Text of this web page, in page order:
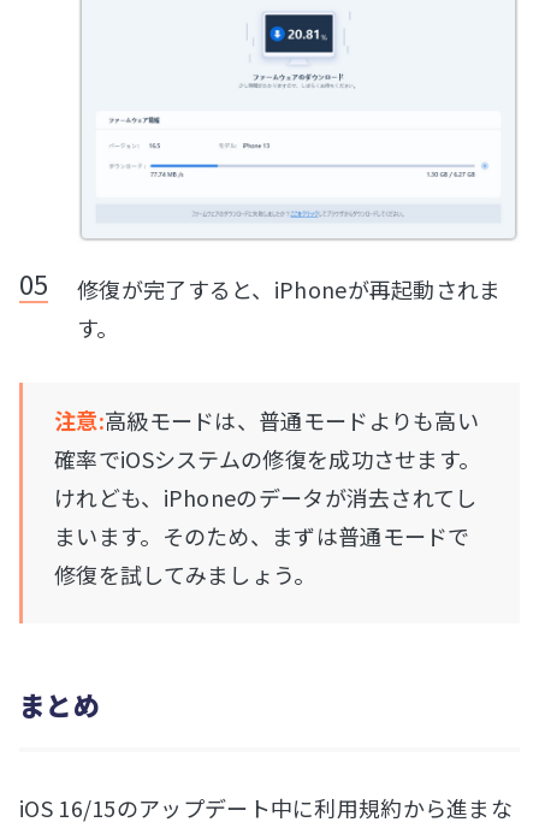
修復が完了すると、iPhoneが再起動されま
す。
注意:高級モードは、普通モードよりも高い
確率でiOSシステムの修復を成功させます。
けれども、iPhoneのデータが消去されてし
まいます。そのため、まずは普通モードで
修復を試してみましょう。
まとめ
iOS 16/15のアップデート中に利用規約から進まな